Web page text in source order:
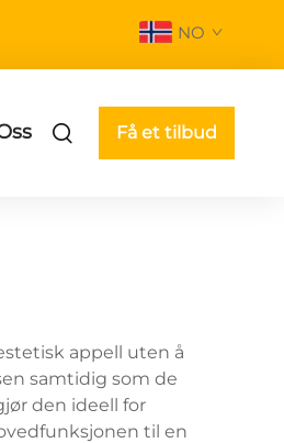
NO
Få et tilbud
appell uten å
samtidig som de
den ideell for
til en